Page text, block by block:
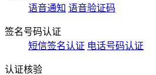
语音通知 语音验证码
签名号码认证
短信签名认证 电话号码认证
认证核验